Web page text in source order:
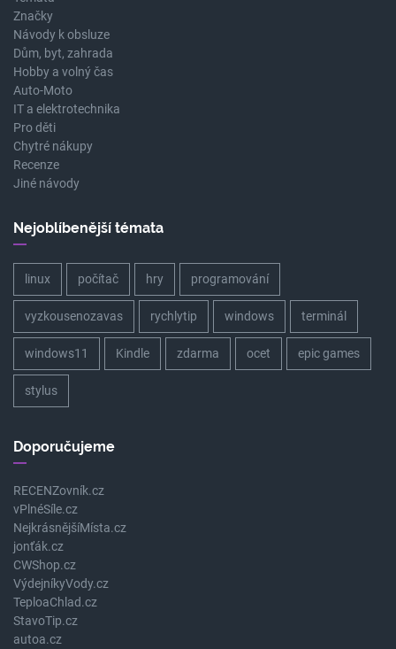
Značky
Návody k obsluze
Dům, byt, zahrada
Hobby a volný čas
Auto-Moto
IT a elektrotechnika
Pro děti
Chytré nákupy
Recenze
Jiné návody
Nejoblíbenější témata
linux počítač hry programování
vyzkousenozavas rychlytip windows terminál
windows11 Kindle zdarma ocet epic games
stylus
Doporučujeme
RECENZovník.cz
vPlnéSíle.cz
NejkrásnějšíMísta.cz
jonťák.cz
CWShop.cz
VýdejníkyVody.cz
TeploaChlad.cz
StavoTip.cz
autoa.cz